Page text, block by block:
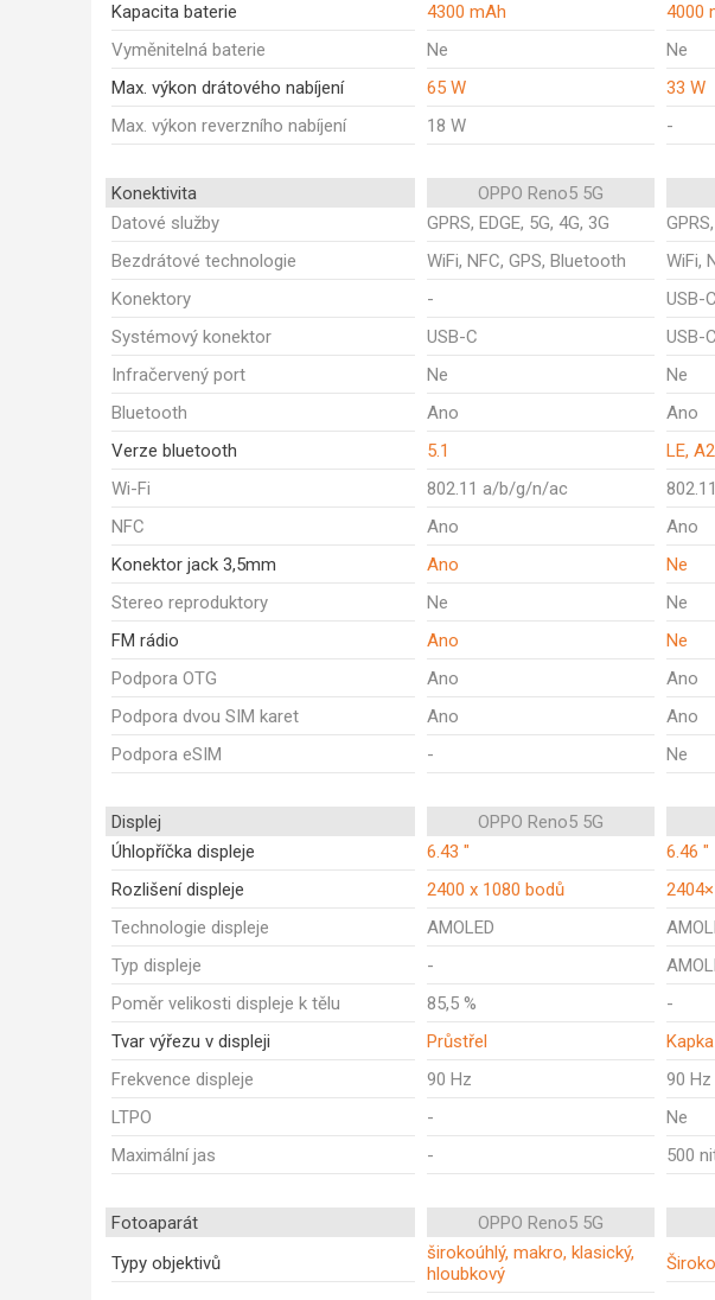
Kapacita baterie
4300 mAh
4000
Vyměnitelná baterie
Ne
Ne
Max. výkon drátového nabíjení
65 W
33 W
Max. výkon reverzního nabíjení
18 W -
Konektivita OPPO Reno5 5G
Datové služby
GPRS, EDGE, 5G, 4G, 3G
Bezdrátové technologie
WiFi, NFC, GPS, Bluetooth
WiFi,
Konektory
-
USB-C
Systémový konektor
USB-C
USB-C
Infračervený port
Ne
Ne
Bluetooth
Ano
Ano
Verze bluetooth
5.1
LE,
Wi-Fi
802.11 a/b/g/n/ac
NFC
Ano
Ano
Konektor jack 3,5mm
Ano
Ne
Stereo reproduktory
Ne
Ne
FM rádio
Ano
Ne
Podpora OTG
Ano
Ano
Podpora dvou SIM karet
Ano
Ano
Podpora eSIM
- Ne
Displej OPPO Reno5 5G
Úhlopříčka displeje
6.43 "
6.46 "
Rozlišení displeje
2400 x 1080 bodů
Technologie displeje
AMOLED
Typ displeje
-
Poměr velikosti displeje k tělu
85,5 %
-
Tvar výřezu v displeji
Průstřel
Kapka
Frekvence displeje
90 Hz
90 Hz
LTPO
-
Ne
Maximální jas
- 500
Fotoaparát OPPO Reno5 5G
Typy objektivů
širokoúhlý, makro, klasický,
hloubkový